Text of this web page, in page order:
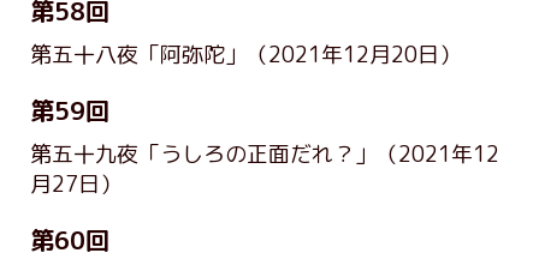
第58回
第五十八夜「阿弥陀」 （2021年12月20日）
第59回
第五十九夜「うしろの正面だれ？」
（2021年12
月27日）
第60回